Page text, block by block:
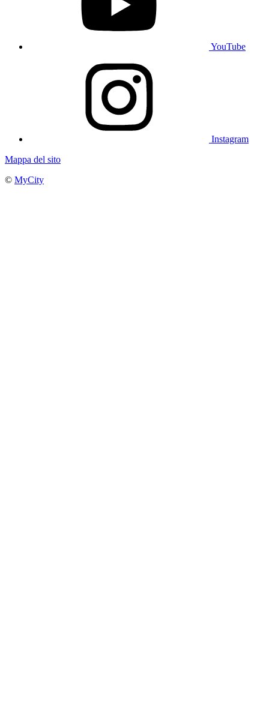
YouTube
Instagram
Mappa del sito
© MyCity